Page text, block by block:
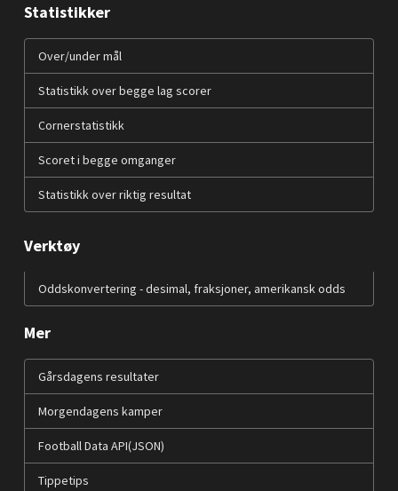
Statistikker
Over/under mål
Statistikk over begge lag scorer
Cornerstatistikk
Scoret i begge omganger
Statistikk over riktig resultat
Verktøy
Oddskonvertering - desimal, fraksjoner, amerikansk odds
Mer
Gårsdagens resultater
Morgendagens kamper
Football Data API(JSON)
Tippetips